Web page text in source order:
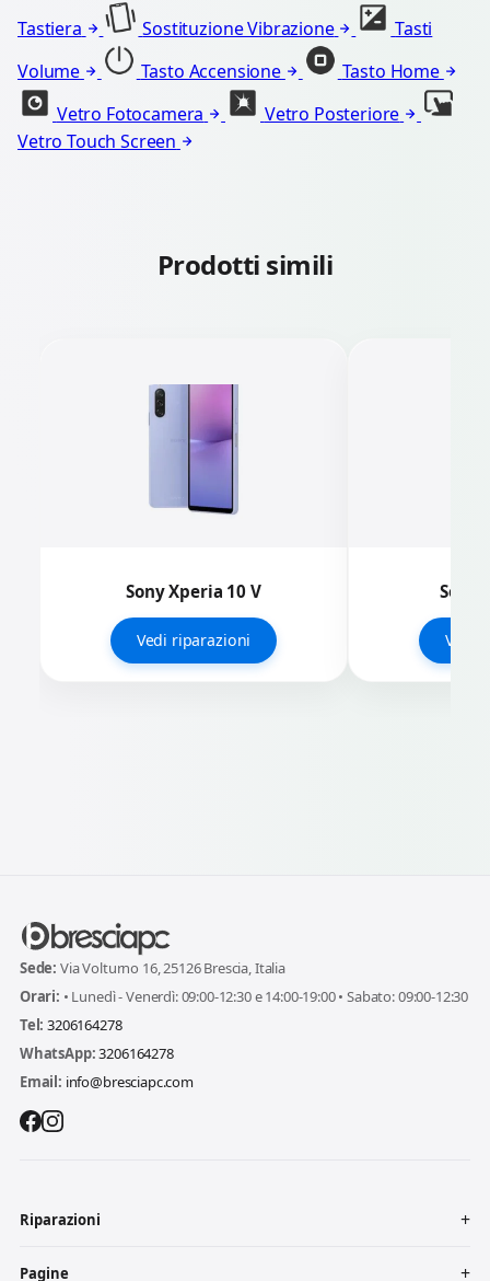
Tastiera
Sostituzione Vibrazione
Tasti
Volume
Tasto Accensione
Tasto Home
Vetro Fotocamera
Vetro Posteriore
Vetro Touch Screen
Prodotti simili
Sony Xperia 10 V
Vedi riparazioni
Sony
Vedi
Sede: Via Volturno 16, 25126 Brescia, Italia
Orari: • Lunedì - Venerdì: 09:00-12:30 e 14:00-19:00 • Sabato: 09:00-12:30
Tel: 3206164278
WhatsApp:3206164278
Email: info@bresciapc.com
Riparazioni
Pagine